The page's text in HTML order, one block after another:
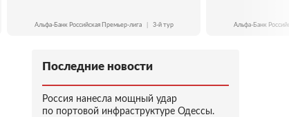
Альфа-Банк Российская Премьер-лига 3-й тур Альфа-Банк
Последние новости
Россия нанесла мощный удар
по портовой инфраструктуре Одессы.